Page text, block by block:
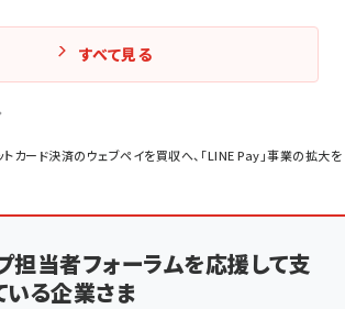
カード決済のウェブペイを買収へ、「LINE Pay」事業の拡大を
すべて見る
担当者フォーラムを応援して支
いる企業さま